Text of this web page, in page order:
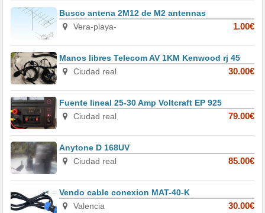
Busco antena 2M12 de M2 antennas
Vera-playa-
1.00€
Manos libres Telecom AV 1KM Kenwood rj 45
Ciudad real
30.00€
Fuente lineal 25-30 Amp Voltcraft EP 925
Ciudad real
79.00€
Anytone D 168UV
Ciudad real
85.00€
Vendo cable conexion MAT-40-K
Valencia
30.00€